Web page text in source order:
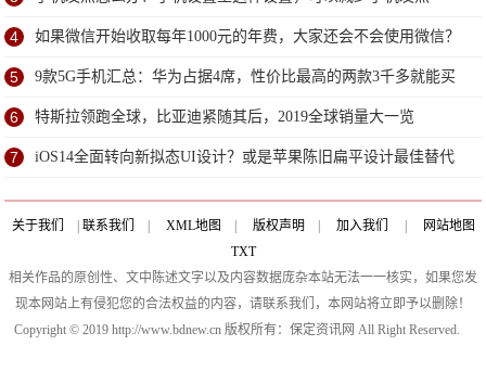
4 如果微信开始收取每年1000元的年费，大家还会不会使用微信？
5 9款5G手机汇总：华为占据4席，性价比最高的两款3千多就能买
到
6 特斯拉领跑全球，比亚迪紧随其后，2019全球销量大一览
7 iOS14全面转向新拟态UI设计？或是苹果陈旧扁平设计最佳替代
关于我们 | 联系我们 | XML地图 | 版权声明 | 加入我们 |
网站地图
TXT
相关作品的原创性、文中陈述文字以及内容数据庞杂本站无法一一核实，如果您发
现本网站上有侵犯您的合法权益的内容，请联系我们，本网站将立即予以删除！
Copyright © 2019 http://www.bdnew.cn 版权所有：保定资讯网 All Right Reserved.